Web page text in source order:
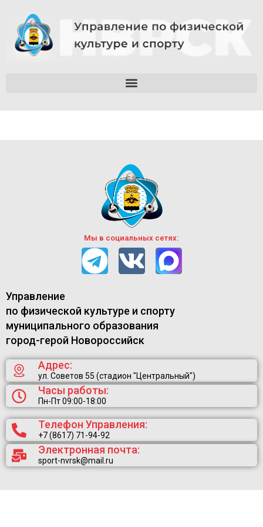
Мы в социальных сетях:
Управление
по физической культуре и спорту
муниципального образования
город-герой Новороссийск
Адрес:
ул. Советов 55 (стадион "Центральный")
Часы работы:
Пн-Пт 09:00-18:00
Телефон Управления:
+7 (8617) 71-94-92
Электронная почта:
sport-nvrsk@mail.ru